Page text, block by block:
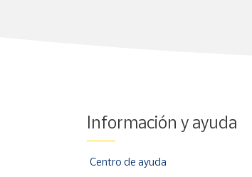
Información y ayuda
Centro de ayuda